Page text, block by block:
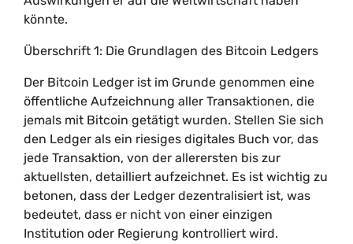
könnte.
Überschrift 1: Die Grundlagen des Bitcoin Ledgers
Der Bitcoin Ledger ist im Grunde genommen eine
öffentliche Aufzeichnung aller Transaktionen, die
jemals mit Bitcoin getätigt wurden. Stellen Sie sich
den Ledger als ein riesiges digitales Buch vor, das
jede Transaktion, von der allerersten bis zur
aktuellsten, detailliert aufzeichnet. Es ist wichtig zu
betonen, dass der Ledger dezentralisiert ist, was
bedeutet, dass er nicht von einer einzigen
Institution oder Regierung kontrolliert wird.